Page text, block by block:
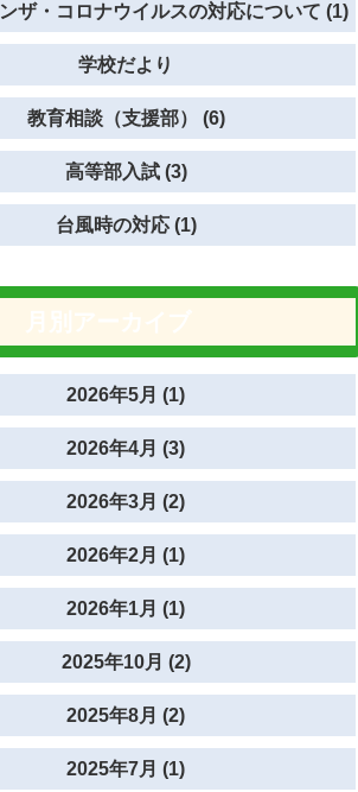
ザ・コロナウイルスの対応について (1)
学校だより
教育相談（支援部） (6)
高等部入試 (3)
台風時の対応 (1)
2026年5月 (1)
2026年4月 (3)
2026年3月 (2)
2026年2月 (1)
2026年1月 (1)
2025年10月 (2)
2025年8月 (2)
2025年7月 (1)